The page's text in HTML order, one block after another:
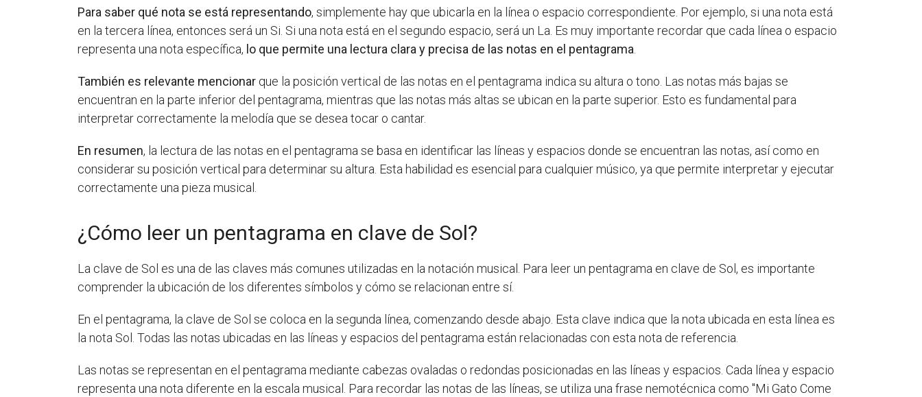
Para saber qué nota se está representando, simplemente hay que ubicarla en la línea o espacio correspondiente. Por ejemplo, si una nota está
en la tercera línea, entonces será un Si. Si una nota está en el segundo espacio, será un La. Es muy importante recordar que cada línea o espacio
representa una nota específica, lo que permite una lectura clara y precisa de las notas en el pentagrama.
También es relevante mencionar que la posición vertical de las notas en el pentagrama indica su altura o tono. Las notas más bajas se
encuentran en la parte inferior del pentagrama, mientras que las notas más altas se ubican en la parte superior. Esto es fundamental para
interpretar correctamente la melodía que se desea tocar o cantar.
En resumen, la lectura de las notas en el pentagrama se basa en identificar las líneas y espacios donde se encuentran las notas, así como en
considerar su posición vertical para determinar su altura. Esta habilidad es esencial para cualquier músico, ya que permite interpretar y ejecutar
correctamente una pieza musical.
¿Cómo leer un pentagrama en clave de Sol?
La clave de Sol es una de las claves más comunes utilizadas en la notación musical. Para leer un pentagrama en clave de Sol, es importante
comprender la ubicación de los diferentes símbolos y cómo se relacionan entre sí.
En el pentagrama, la clave de Sol se coloca en la segunda línea, comenzando desde abajo. Esta clave indica que la nota ubicada en esta línea es
la nota Sol. Todas las notas ubicadas en las líneas y espacios del pentagrama están relacionadas con esta nota de referencia.
Las notas se representan en el pentagrama mediante cabezas ovaladas o redondas posicionadas en las líneas y espacios. Cada línea y espacio
representa una nota diferente en la escala musical. Para recordar las notas de las líneas, se utiliza una frase nemotécnica como "Mi Gato Come